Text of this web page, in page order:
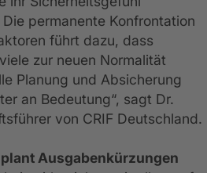
permanente Konfrontation
führt dazu, dass
zur neuen Normalität
Planung und Absicherung
an Bedeutung“, sagt Dr.
von CRIF Deutschland.
Ausgabenkürzungen